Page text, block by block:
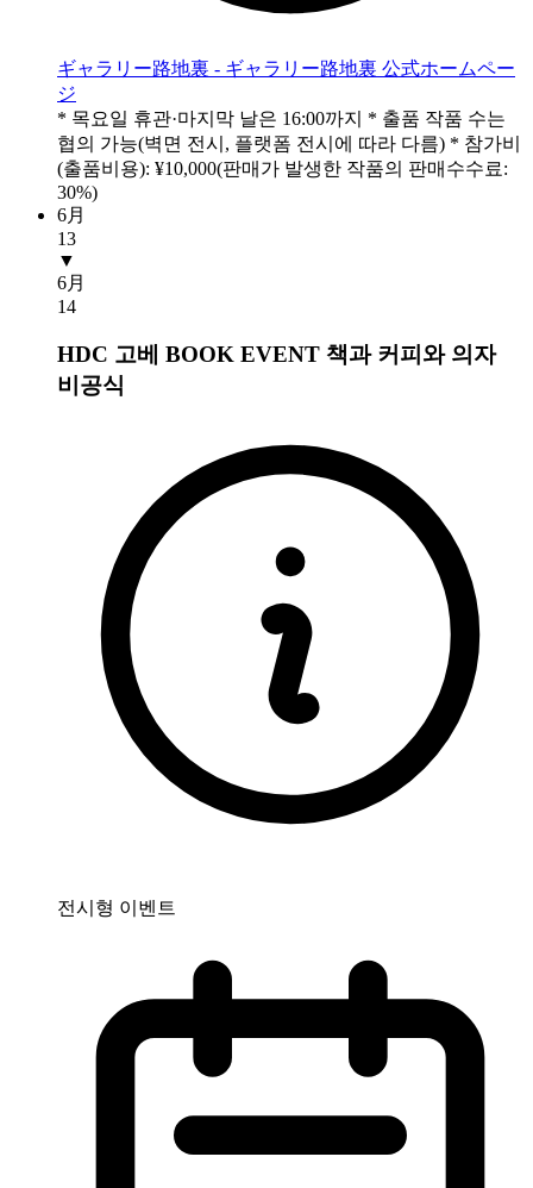
ギャラリー路地裏 - ギャラリー路地裏 公式ホームペー
ジ
* 목요일 휴관·마지막 날은 16:00까지 * 출품 작품 수는
협의 가능(벽면 전시, 플랫폼 전시에 따라 다름) * 참가비
(출품비용): ¥10,000(판매가 발생한 작품의 판매수수료:
30%)
6月
13
▼
6月
14
HDC 고베 BOOK EVENT 책과 커피와 의자
비공식
전시형 이벤트